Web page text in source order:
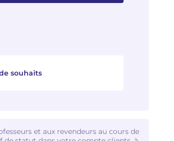
souhaits
et aux revendeurs au cours de